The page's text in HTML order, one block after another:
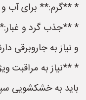
* **گرم:** برای آب
* **جذب گرد و
و نیاز به جاروبرقی
* **نیاز به
باید به خشکشویی